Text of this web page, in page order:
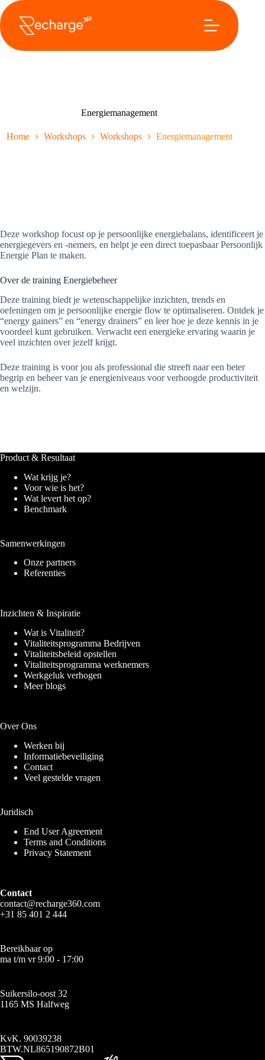
Overslaan
naar
inhoud
Energiemanagement
Home Workshops Workshops Energiemanagement
Deze workshop focust op je persoonlijke energiebalans, identificeert je
energiegevers en -nemers, en helpt je een direct toepasbaar Persoonlijk
Energie Plan te maken.
Over de training Energiebeheer
Deze training biedt je wetenschappelijke inzichten, trends en
oefeningen om je persoonlijke energie flow te optimaliseren. Ontdek je
“energy gainers” en “energy drainers” en leer hoe je deze kennis in je
voordeel kunt gebruiken. Verwacht een energieke ervaring waarin je
veel inzichten over jezelf krijgt.
Deze training is voor jou als professional die streeft naar een beter
begrip en beheer van je energieniveaus voor verhoogde productiviteit
en welzijn.
Product & Resultaat
Wat krijg je?
Voor wie is het?
Wat levert het op?
Benchmark
Samenwerkingen
Onze partners
Referenties
Inzichten & Inspiratie
Wat is Vitaliteit?
Vitaliteitsprogramma Bedrijven
Vitaliteitsbeleid opstellen
Vitaliteitsprogramma werknemers
Werkgeluk verhogen
Meer blogs
Over Ons
Werken bij
Informatiebeveiliging
Contact
Veel gestelde vragen
Juridisch
End User Agreement
Terms and Conditions
Privacy Statement
Contact
contact@recharge360.com
+31 85 401 2 444
Bereikbaar op
ma t/m vr 9:00 - 17:00
Suikersilo-oost 32
1165 MS Halfweg
KvK. 90039238
BTW.NL865190872B01